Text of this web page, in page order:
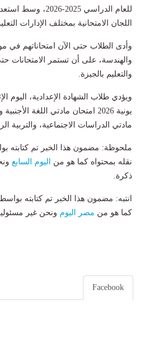
للعام الدراسي
اللجان الامتحانية بمختلف الإدارات
وأدى الطلاب حتى الآن امتحاناتهم في
والهندسة، على أن تستمر الامتحانات
والتعليم بالجيزة.
مادتي الدراسات الاجتماعية، والتربية
ملحوظة: مضمون هذا الخبر تم كتابته
نقله بمحتواه كما هو من
اليوم السابع
ذكرة.
انتبه: مضمون هذا الخبر تم كتابته
كما هو من مصر اليوم ونحن غير
Facebook